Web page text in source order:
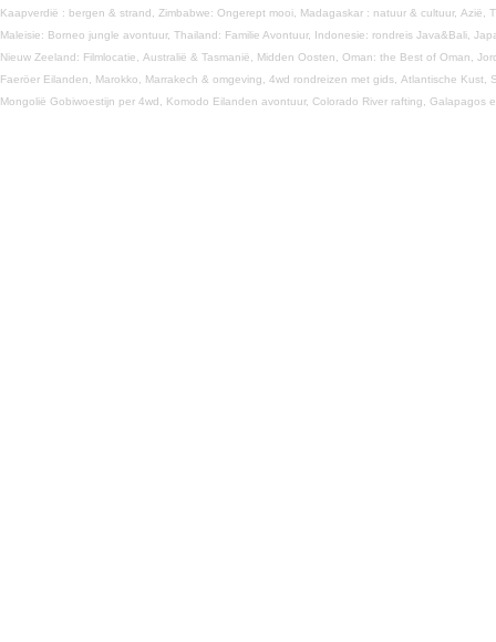
Kaapverdië : bergen & strand, Zimbabwe: Ongerept mooi, Madagaskar : natuur & cultuur, Azië,
Maleisie: Borneo jungle avontuur, Thailand: Familie Avontuur, Indonesie: rondreis Java&Bali,
Nieuw Zeeland: Filmlocatie, Australië & Tasmanië, Midden Oosten, Oman: the Best of Oman,
Faeröer Eilanden, Marokko, Marrakech & omgeving, 4wd rondreizen met gids, Atlantische Kust,
Mongolië Gobiwoestijn per 4wd, Komodo Eilanden avontuur, Colorado River rafting, Galapagos